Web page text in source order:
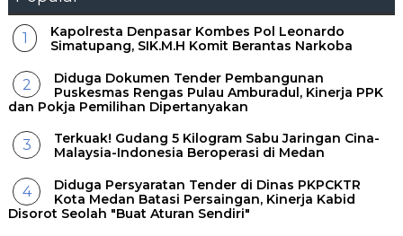
Kapolresta Denpasar Kombes Pol Leonardo
Simatupang, SIK.M.H Komit Berantas Narkoba
Diduga Dokumen Tender Pembangunan
Puskesmas Rengas Pulau Amburadul, Kinerja PPK
dan Pokja Pemilihan Dipertanyakan
Terkuak! Gudang 5 Kilogram Sabu Jaringan Cina-
Malaysia-Indonesia Beroperasi di Medan
Diduga Persyaratan Tender di Dinas PKPCKTR
Kota Medan Batasi Persaingan, Kinerja Kabid
Disorot Seolah "Buat Aturan Sendiri"